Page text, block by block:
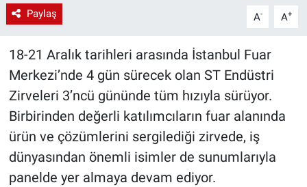
Paylaş A- A+
18-21 Aralık tarihleri arasında İstanbul Fuar
Merkezi’nde 4 gün sürecek olan ST Endüstri
Zirveleri 3’ncü gününde tüm hızıyla sürüyor.
Birbirinden değerli katılımcıların fuar alanında
ürün ve çözümlerini sergilediği zirvede, iş
dünyasından önemli isimler de sunumlarıyla
panelde yer almaya devam ediyor.